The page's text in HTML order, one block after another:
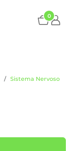
0
Sistema Nervoso